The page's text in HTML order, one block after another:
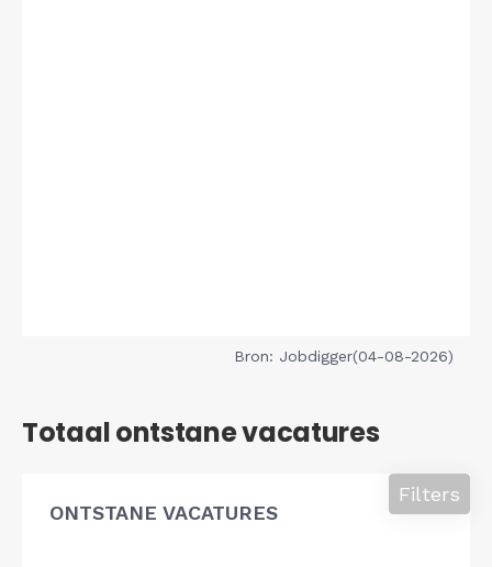
Bron: Jobdigger(04-08-2026)
Totaal ontstane vacatures
ONTSTANE VACATURES
Filters